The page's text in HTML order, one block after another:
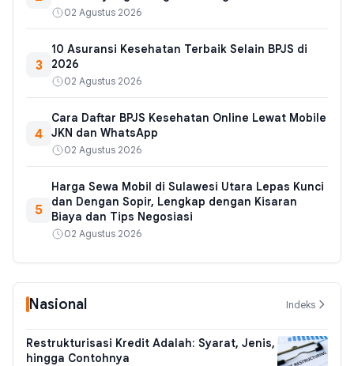
02 Agustus 2026
3
10 Asuransi Kesehatan Terbaik Selain BPJS di
2026
02 Agustus 2026
4
Cara Daftar BPJS Kesehatan Online Lewat Mobile
JKN dan WhatsApp
02 Agustus 2026
5
Harga Sewa Mobil di Sulawesi Utara Lepas Kunci
dan Dengan Sopir, Lengkap dengan Kisaran
Biaya dan Tips Negosiasi
02 Agustus 2026
Nasional Indeks
Restrukturisasi Kredit Adalah: Syarat, Jenis,
hingga Contohnya